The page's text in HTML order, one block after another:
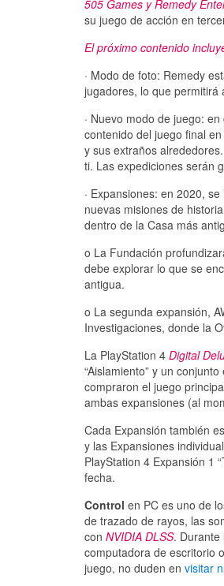
505 Games y Remedy
su juego de acción en
El próximo contenido
· Modo de foto: Remedy
jugadores, lo que permitirá
· Nuevo modo de juego:
contenido del juego final
y sus extraños
ti. Las expediciones serán
· Expansiones: en 2020,
nuevas misiones de
dentro de la Casa más
o La Fundación
debe explorar lo que se
antigua.
o La segunda expansión,
Investigaciones, donde la
La PlayStation 4 Digital
“Aislamiento” y un
compraron el juego
ambas expansiones (al
Cada Expansión también
y las Expansiones
PlayStation 4 Expansión 1
fecha.
Control en PC es uno de
de trazado de rayos, las
con NVIDIA DLSS. Durante
computadora de escritorio
juego, no duden en visitar